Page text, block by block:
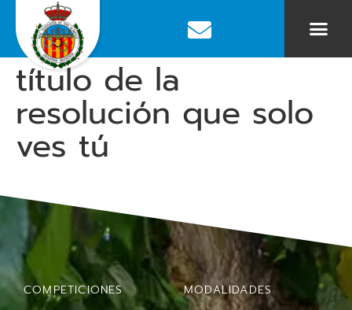
título de la
resolución que solo
ves tú
COMPETICIONES MODALIDADES